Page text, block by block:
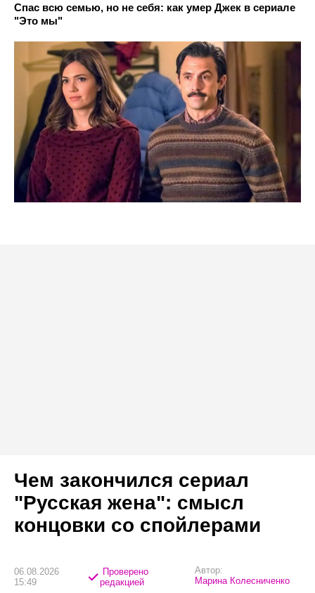
Спас всю семью, но не себя: как умер Джек в сериале
"Это мы"
Чем закончился сериал
"Русская жена": смысл
концовки со спойлерами
06.08.2026
15:49
Проверено
редакцией
Автор:
Марина Колесниченко